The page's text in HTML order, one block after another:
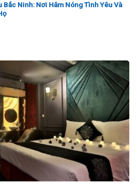
Bắc Ninh: Nơi Hâm Nóng Tình Yêu Và